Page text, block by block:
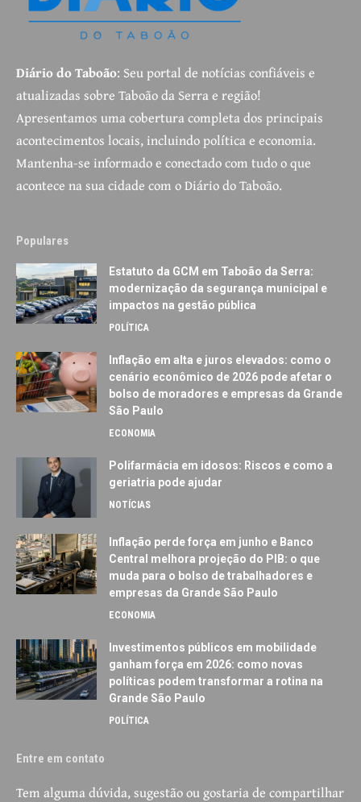
Diário do Taboão: Seu portal de notícias confiáveis e
atualizadas sobre Taboão da Serra e região!
Apresentamos uma cobertura completa dos principais
acontecimentos locais, incluindo política e economia.
Mantenha-se informado e conectado com tudo o que
acontece na sua cidade com o Diário do Taboão.
Populares
Estatuto da GCM em Taboão da Serra:
modernização da segurança municipal e
impactos na gestão pública
POLÍTICA
Inflação em alta e juros elevados: como o
cenário econômico de 2026 pode afetar o
bolso de moradores e empresas da Grande
São Paulo
ECONOMIA
Polifarmácia em idosos: Riscos e como a
geriatria pode ajudar
NOTÍCIAS
Inflação perde força em junho e Banco
Central melhora projeção do PIB: o que
muda para o bolso de trabalhadores e
empresas da Grande São Paulo
ECONOMIA
Investimentos públicos em mobilidade
ganham força em 2026: como novas
políticas podem transformar a rotina na
Grande São Paulo
POLÍTICA
Entre em contato
Tem alguma dúvida, sugestão ou gostaria de compartilhar